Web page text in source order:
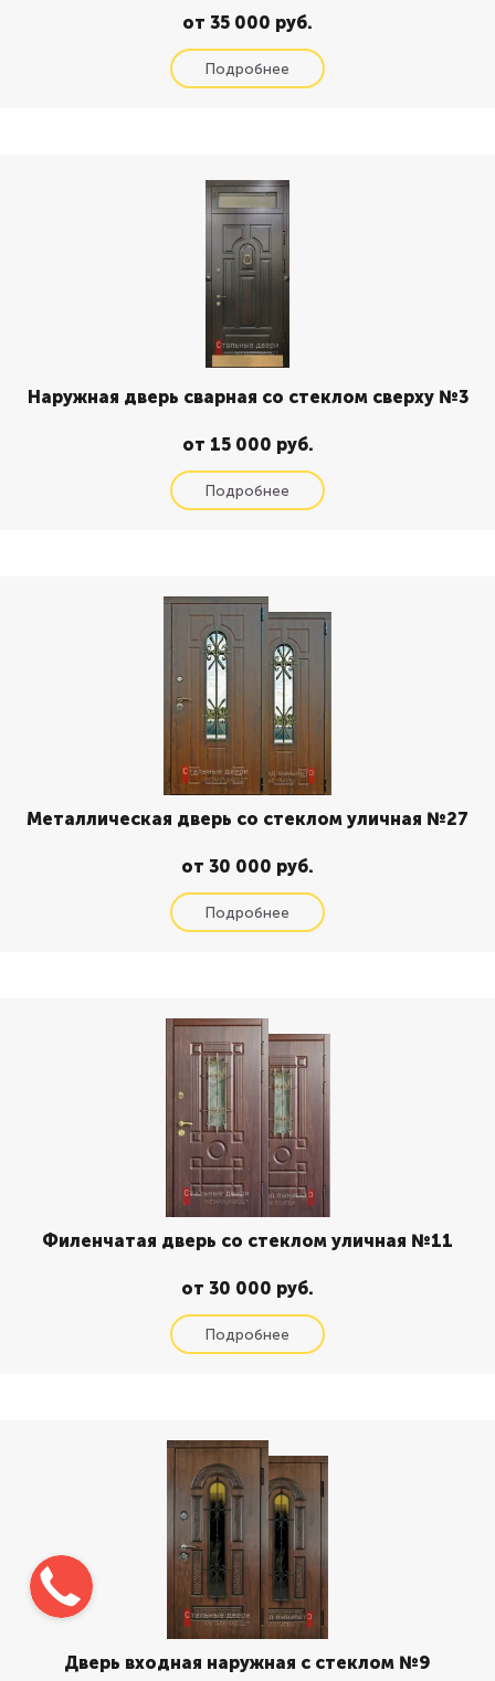
от 35 000 руб.
Наружная дверь сварная со стеклом сверху №3
от 15 000 руб.
Металлическая дверь со стеклом уличная №27
от 30 000 руб.
Филенчатая дверь со стеклом уличная №11
от 30 000 руб.
Дверь входная наружная с стеклом №9